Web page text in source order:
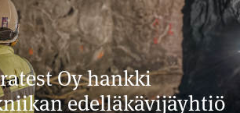
Oy hankki
edelläkävijäyhtiö